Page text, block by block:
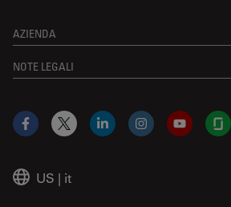
AZIENDA
NOTE LEGALI
US | it
Facebook
X LinkedInInstagramYouTube